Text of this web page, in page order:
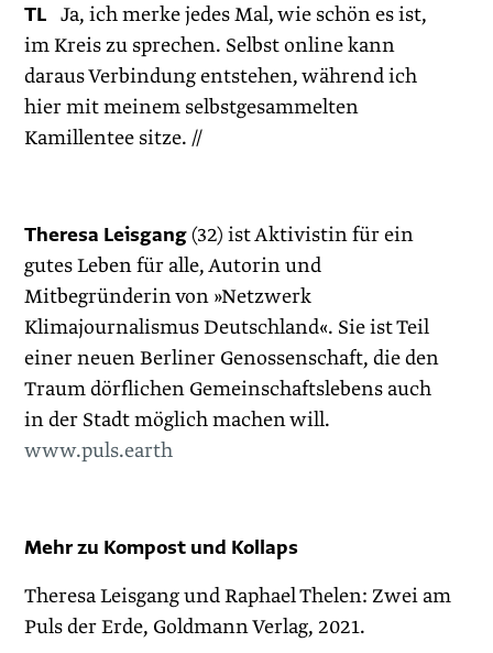
TL Ja, ich merke jedes Mal, wie schön es ist,
im Kreis zu sprechen. Selbst online kann
daraus Verbindung entstehen, während ich
hier mit meinem selbstgesammelten
Kamillentee sitze. //
Theresa Leisgang(32) ist Aktivistin für ein
gutes Leben für alle, Autorin und
Mitbegründerin von »Netzwerk
Klimajournalismus Deutschland«. Sie ist Teil
einer neuen Berliner Genossenschaft, die den
Traum dörflichen Gemeinschaftslebens auch
in der Stadt möglich machen will.
www.puls.earth
Mehr zu Kompost und Kollaps
Theresa Leisgang und Raphael Thelen: Zwei am
Puls der Erde, Goldmann Verlag, 2021.